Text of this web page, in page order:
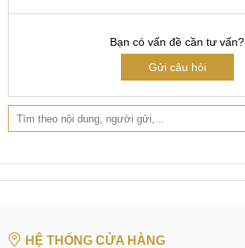
Bạn có vấn đề cần tư vấn?
Gửi câu hỏi
HỆ THỐNG CỬA HÀNG